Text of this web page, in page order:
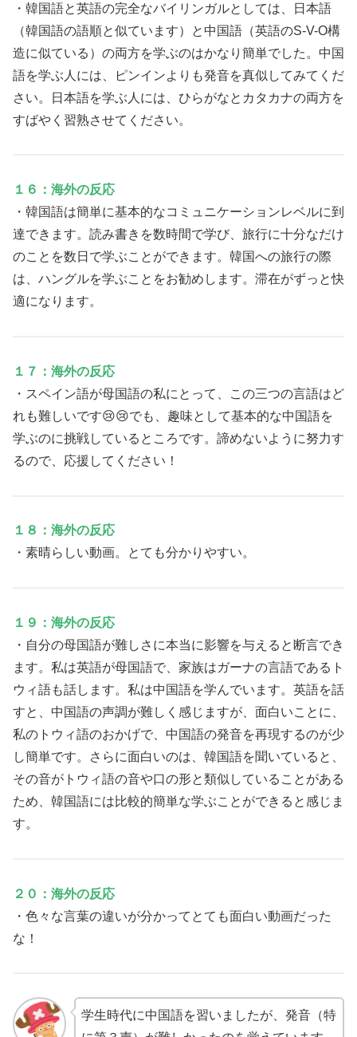
・韓国語と英語の完全なバイリンガルとしては、日本語
（韓国語の語順と似ています）と中国語（英語のS-V-O構
造に似ている）の両方を学ぶのはかなり簡単でした。中国
語を学ぶ人には、ピンインよりも発音を真似してみてくだ
さい。日本語を学ぶ人には、ひらがなとカタカナの両方を
すばやく習熟させてください。
１６：海外の反応
・韓国語は簡単に基本的なコミュニケーションレベルに到
達できます。読み書きを数時間で学び、旅行に十分なだけ
のことを数日で学ぶことができます。韓国への旅行の際
は、ハングルを学ぶことをお勧めします。滞在がずっと快
適になります。
１７：海外の反応
・スペイン語が母国語の私にとって、この三つの言語はど
れも難しいです😢😢でも、趣味として基本的な中国語を
学ぶのに挑戦しているところです。諦めないように努力す
るので、応援してください！
１８：海外の反応
・素晴らしい動画。とても分かりやすい。
１９：海外の反応
・自分の母国語が難しさに本当に影響を与えると断言でき
ます。私は英語が母国語で、家族はガーナの言語であるト
ウィ語も話します。私は中国語を学んでいます。英語を話
すと、中国語の声調が難しく感じますが、面白いことに、
私のトウィ語のおかげで、中国語の発音を再現するのが少
し簡単です。さらに面白いのは、韓国語を聞いていると、
その音がトウィ語の音や口の形と類似していることがある
ため、韓国語には比較的簡単な学ぶことができると感じま
す。
２０：海外の反応
・色々な言葉の違いが分かってとても面白い動画だった
な！
学生時代に中国語を習いましたが、発音（特